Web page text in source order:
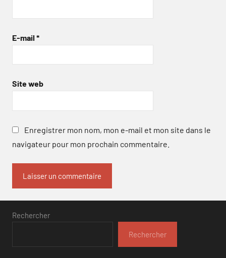
E-mail *
Site web
Enregistrer mon nom, mon e-mail et mon site dans le
navigateur pour mon prochain commentaire.
Rechercher
Rechercher